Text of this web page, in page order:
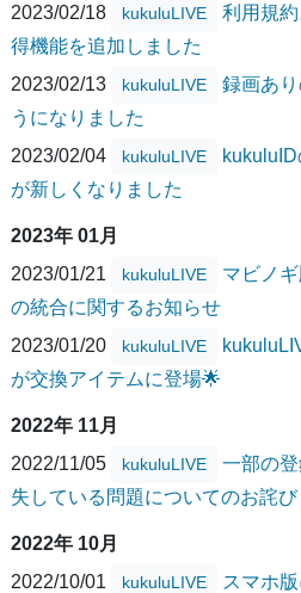
2023/02/18
kukuluLIVE
利用規
得機能を追加しました
2023/02/13
kukuluLIVE
録画あ
うになりました
2023/02/04
kukuluLIVE
が新しくなりました
2023年 01月
2023/01/21
kukuluLIVE
マビノ
の統合に関するお知らせ
2023/01/20
kukuluLIVE
が交換アイテムに登場🌟
2022年 11月
2022/11/05
kukuluLIVE
一部の
失している問題についてのお詫び
2022年 10月
2022/10/01
kukuluLIVE
スマホ